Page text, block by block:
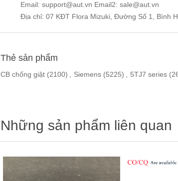
Email: support@aut.vn Email2: sale@aut.vn
Địa chỉ: 07 KĐT Flora Mizuki, Đường Số 1, Bình
Thẻ sản phẩm
CB chống giật (2100) , Siemens (5225) , 5TJ7 series
Những sản phẩm liên quan